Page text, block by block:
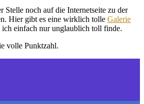
Stelle noch auf die Internetseite zu der
Hier gibt es eine wirklich tolle Galerie
einfach nur unglaublich toll finde.
volle Punktzahl.